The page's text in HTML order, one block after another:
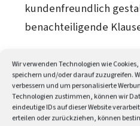
Wir verwenden Technologien wie
speichern und/oder darauf zuzugreifen.
verbessern und um personalisierte
Technologien zustimmen, können wir
eindeutige IDs auf dieser Website
erteilen oder zurückziehen, können
kundenfreundlich
benachteiligende
SolarX GmbH –
PORTAL